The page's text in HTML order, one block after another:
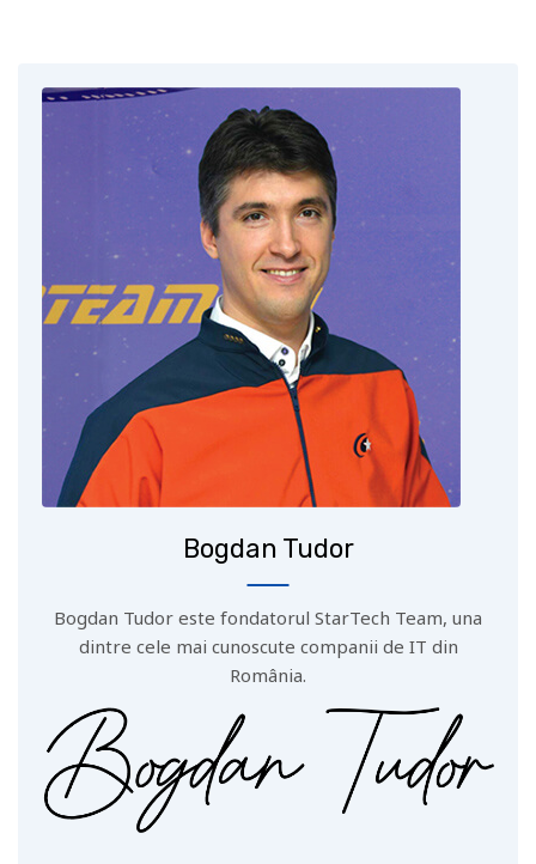
Bogdan Tudor
Bogdan Tudor este fondatorul StarTech Team, una
dintre cele mai cunoscute companii de IT din
România.